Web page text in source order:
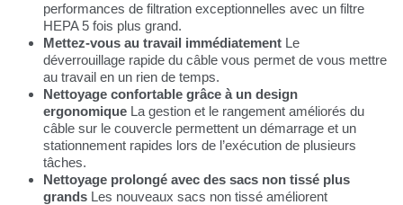
performances de filtration exceptionnelles avec un filtre
HEPA 5 fois plus grand.
Mettez-vous au travail immédiatement Le
déverrouillage rapide du câble vous permet de vous mettre
au travail en un rien de temps.
Nettoyage confortable grâce à un design
ergonomique La gestion et le rangement améliorés du
câble sur le couvercle permettent un démarrage et un
stationnement rapides lors de l’exécution de plusieurs
tâches.
Nettoyage prolongé avec des sacs non tissé plus
grands Les nouveaux sacs non tissé améliorent